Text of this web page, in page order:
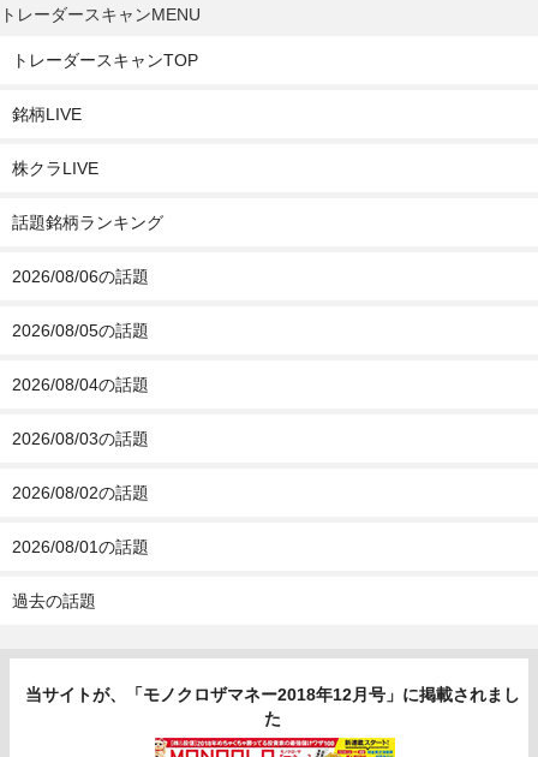
トレーダースキャンMENU
トレーダースキャンTOP
銘柄LIVE
株クラLIVE
話題銘柄ランキング
2026/08/06の話題
2026/08/05の話題
2026/08/04の話題
2026/08/03の話題
2026/08/02の話題
2026/08/01の話題
過去の話題
当サイトが、「モノクロザマネー2018年12月号」に掲載されまし
た